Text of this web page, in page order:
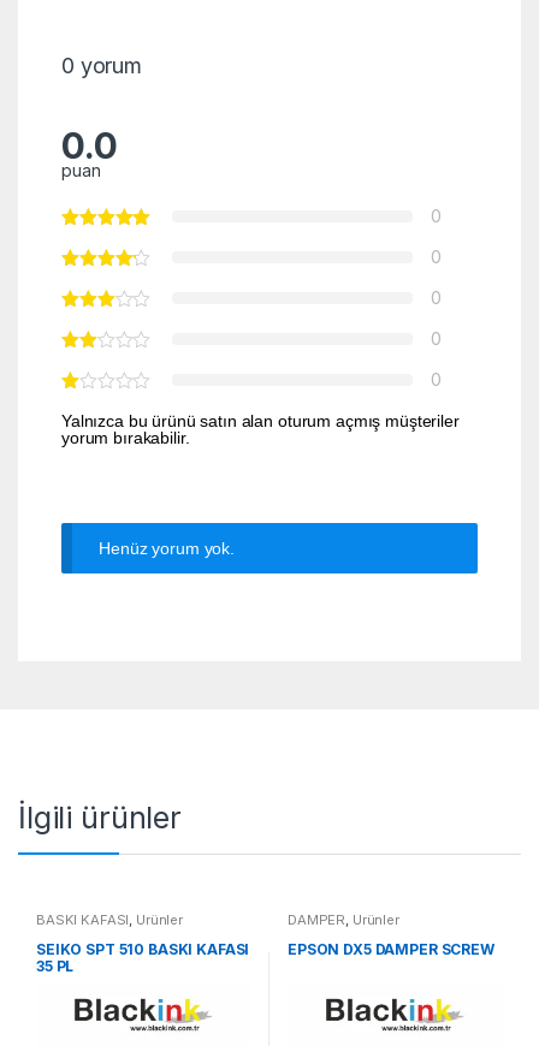
0 yorum
0.0
puan
0
0
0
0
0
Yalnızca bu ürünü satın alan oturum açmış müşteriler
yorum bırakabilir.
Henüz yorum yok.
İlgili ürünler
BASKI KAFASI Ürünler
SEIKO SPT 510 BASKI KAFASI
35 PL
DAMPER Ürünler
EPSON DX5 DAMPER SCREW